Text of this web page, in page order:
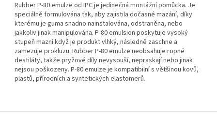
Rubber P-80 emulze od IPC je jedinečná montážní pomůcka. Je
speciálně formulována tak, aby zajistila dočasné mazání, díky
kterému je guma snadno nainstalována, odstraněna, nebo
jakkoliv jinak manipulována. P-80 emulsion poskytuje vysoký
stupeň mazní když je produkt vlhký, následně zaschne a
zamezuje prokluzu. Rubber P-80 emulze neobsahuje ropné
destiláty, takže pryžové díly nevysouší, nepraskají nebo jinak
nejsou poškozeny. P-80 emulze je kompatibilní s většinou kovů,
plastů, přírodních a syntetických elastomerů.
Z